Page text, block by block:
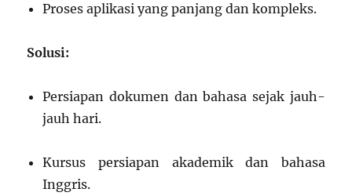
Proses aplikasi yang panjang dan kompleks.
Solusi:
Persiapan dokumen dan bahasa sejak jauh-
jauh hari.
Kursus persiapan akademik dan bahasa
Inggris.